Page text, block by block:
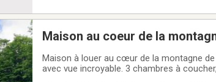
Maison au coeur de la
Maison à louer au cœur de la montagne
avec vue incroyable. 3 chambres à